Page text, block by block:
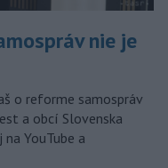
nie je
o reforme samospráv
a obcí Slovenska
YouTube a